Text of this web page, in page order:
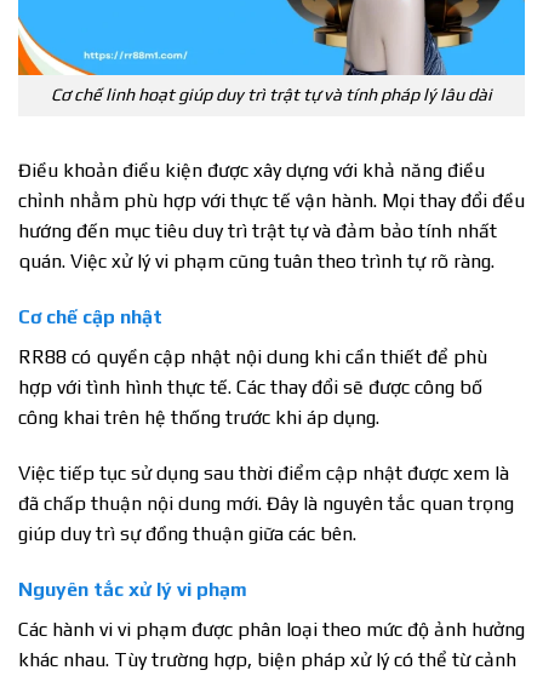
Cơ chế linh hoạt giúp duy trì trật tự và tính pháp lý lâu dài
Điều khoản điều kiện được xây dựng với khả năng điều
chỉnh nhằm phù hợp với thực tế vận hành. Mọi thay đổi đều
hướng đến mục tiêu duy trì trật tự và đảm bảo tính nhất
quán. Việc xử lý vi phạm cũng tuân theo trình tự rõ ràng.
Cơ chế cập nhật
RR88 có quyền cập nhật nội dung khi cần thiết để phù
hợp với tình hình thực tế. Các thay đổi sẽ được công bố
công khai trên hệ thống trước khi áp dụng.
Việc tiếp tục sử dụng sau thời điểm cập nhật được xem là
đã chấp thuận nội dung mới. Đây là nguyên tắc quan trọng
giúp duy trì sự đồng thuận giữa các bên.
Nguyên tắc xử lý vi phạm
Các hành vi vi phạm được phân loại theo mức độ ảnh hưởng
khác nhau. Tùy trường hợp, biện pháp xử lý có thể từ cảnh